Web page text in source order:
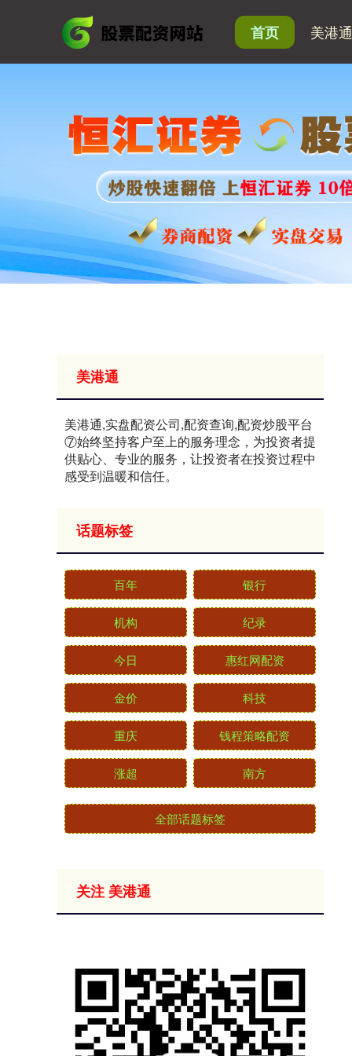
首页 美港通
美港通
美港通,实盘配资公司,配资查询,配资炒股平台
⑦始终坚持客户至上的服务理念，为投资者提
供贴心、专业的服务，让投资者在投资过程中
感受到温暖和信任。
话题标签
百年 银行
机构 纪录
今日 惠红网配资
金价 科技
重庆 钱程策略配资
涨超 南方
全部话题标签
关注 美港通